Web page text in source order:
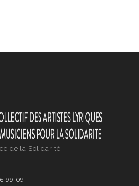
de la Solidarité
99 09